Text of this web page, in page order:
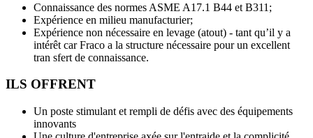
Connaissance des normes ASME A17.1 B44 et B311;
Expérience en milieu manufacturier;
Expérience non nécessaire en levage (atout) - tant qu’il y a
intérêt car Fraco a la structure nécessaire pour un excellent
tran sfert de connaissance.
ILS OFFRENT
Un poste stimulant et rempli de défis avec des équipements
innovants